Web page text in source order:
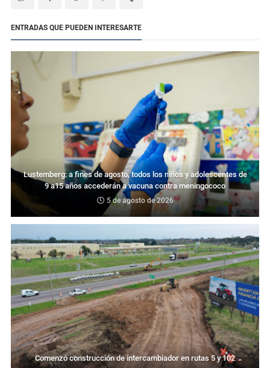
ENTRADAS QUE PUEDEN INTERESARTE
Lustemberg: a fines de agosto, todos los niños y adolescentes de
9 a15 años accederán a vacuna contra meningococo
5 de agosto de 2026
Comenzó construcción de intercambiador en rutas 5 y 102